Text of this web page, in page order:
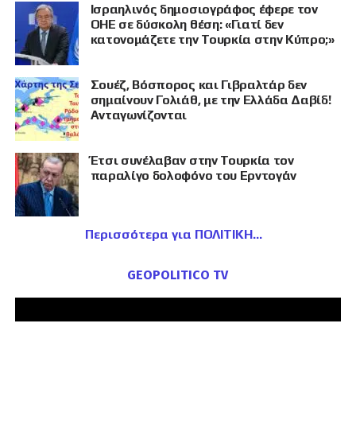
Ισραηλινός δημοσιογράφος έφερε τον
ΟΗΕ σε δύσκολη θέση: «Γιατί δεν
κατονομάζετε την Τουρκία στην Κύπρο;»
Σουέζ, Βόσπορος και Γιβραλτάρ δεν
σημαίνουν Γολιάθ, με την Ελλάδα Δαβίδ!
Ανταγωνίζονται
Έτσι συνέλαβαν στην Τουρκία τον
παραλίγο δολοφόνο του Ερντογάν
Περισσότερα για ΠΟΛΙΤΙΚΗ
GEOPOLITICO TV